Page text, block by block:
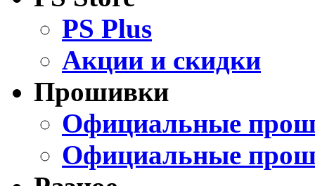
PS Plus
Акции и скидки
Прошивки
Официальные
Официальные